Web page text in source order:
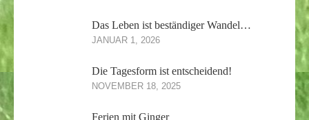
Das Leben ist beständiger Wandel…
JANUAR 1, 2026
Die Tagesform ist entscheidend!
NOVEMBER 18, 2025
Ferien mit Ginger